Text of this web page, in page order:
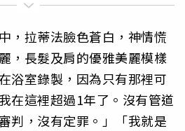
，拉蒂法臉色蒼白，神情慌
，長髮及肩的優雅美麗模樣
浴室錄製，因為只有那裡可
在這裡超過1年了。沒有管道
判，沒有定罪。」「我就是